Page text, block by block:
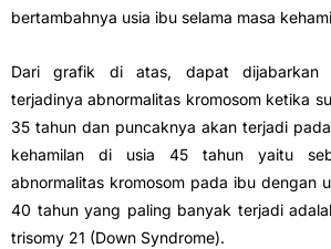
bertambahnya usia ibu selama masa
Dari grafik di atas, dapat dijabarkan
terjadinya abnormalitas kromosom ketika
35 tahun dan puncaknya akan terjadi
kehamilan di usia 45 tahun yaitu
abnormalitas kromosom pada ibu dengan
40 tahun yang paling banyak terjadi
trisomy 21 (Down Syndrome).